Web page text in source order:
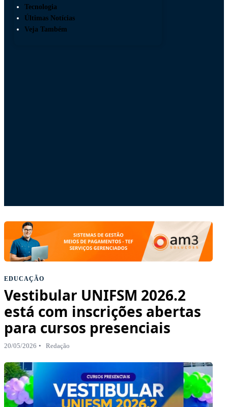
Tecnologia
Últimas Notícias
Veja Também
EDUCAÇÃO
Vestibular UNIFSM 2026.2
está com inscrições abertas
para cursos presenciais
20/05/2026 Redação